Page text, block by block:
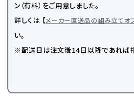
ン（有料）をご用意しました。
詳しくは 【メーカー直送品の組み立てオ
い。
※配送日は注文後14日以降であれば